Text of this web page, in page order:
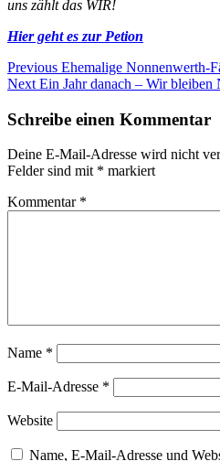
uns zählt das WIR!
Hier geht es zur Petion
Beitragsnavigation
Previous Previous
post:
Ehemalige Nonnenwerth-
Next Next
Ein Jahr danach – Wir bleiben
Schreibe einen Kommentar
Deine E-Mail-Adresse wird nicht
Felder sind mit * markiert
Kommentar *
Name *
E-Mail-Adresse *
Website
Name, E-Mail-Adresse und